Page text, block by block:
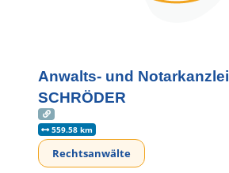
Anwalts- und Notarkanzlei
SCHRÖDER
559.58 km
Rechtsanwälte